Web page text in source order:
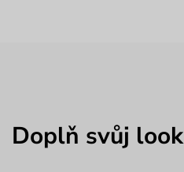
Doplň svůj look